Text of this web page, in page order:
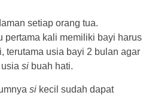
setiap orang tua.
pertama kali memiliki bayi harus
terutama usia bayi 2 bulan agar
si buah hati.
si kecil sudah dapat